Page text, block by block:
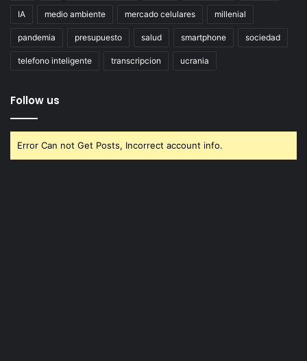
IA medio ambiente mercado celulares millenial
pandemia presupuesto salud smartphone sociedad
telefono inteligente transcripcion ucrania
Follow us
Error Can not Get Posts, Incorrect account info.